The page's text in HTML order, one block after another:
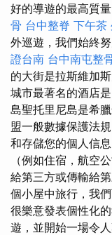
好的導遊的最高質量
骨 台中整脊 下午茶
外巡遊，我們始終
證台南 台中南屯整
的大街是拉斯維加斯
城市最著名的酒店
島聖托里尼島是希
盟一般數據保護法
和存儲您的個人信息
（例如住宿，航空
給第三方或傳輸給第
個小屋中旅行，我
很樂意發表個性化的
遊，並開始一場令